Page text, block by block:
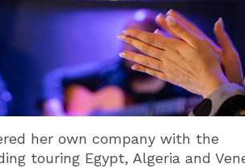
her own company with the
touring Egypt, Algeria and